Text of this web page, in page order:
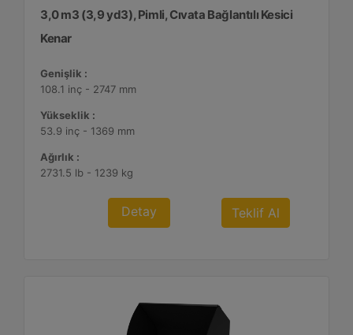
3,0 m3 (3,9 yd3), Pimli, Cıvata Bağlantılı Kesici
Kenar
Genişlik :
108.1 inç - 2747 mm
Yükseklik :
53.9 inç - 1369 mm
Ağırlık :
2731.5 lb - 1239 kg
Detay Teklif Al